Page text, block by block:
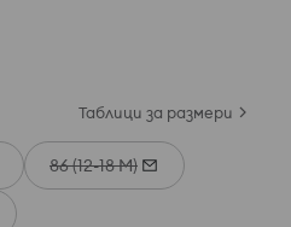
Таблици за размери
86 (12-18 М)